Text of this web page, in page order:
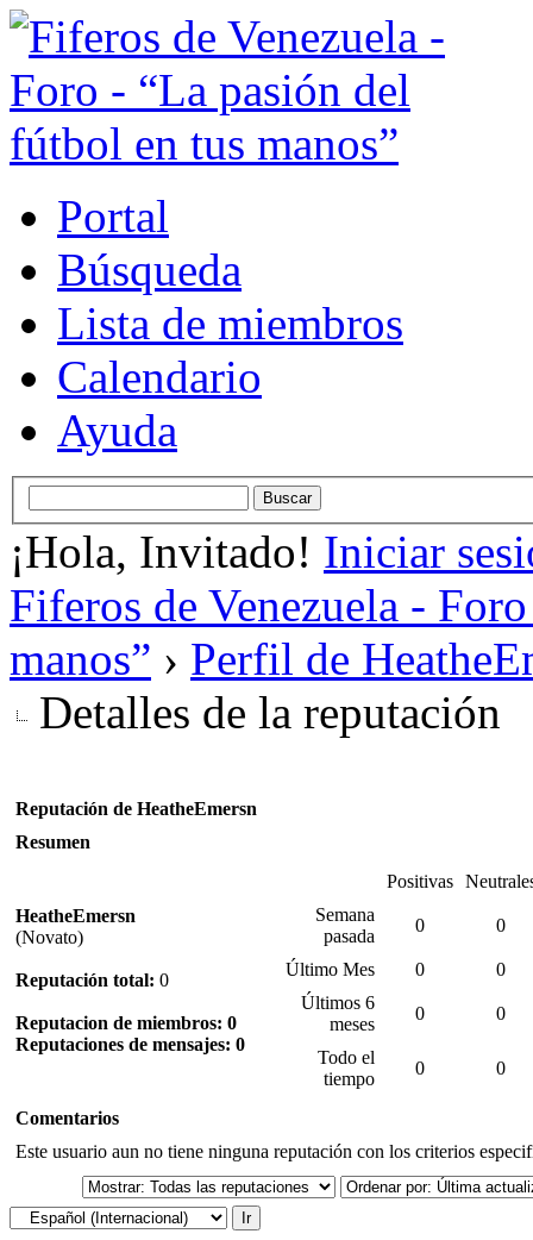
Portal
Búsqueda
Lista de miembros
Calendario
Ayuda
¡Hola, Invitado! Iniciar
Fiferos de Venezuela -
manos” › Perfil de
Detalles de la reputación
Reputación de HeatheEmersn
Resumen
HeatheEmersn
(Novato)
Reputación total: 0
Reputacion de miembros: 0
Reputaciones de mensajes: 0
Positivas
Semana
pasada
0 0
Último Mes 0
0
Últimos 6
meses
0 0
Todo el
tiempo
0 0
Comentarios
Este usuario aun no tiene ninguna reputación con los criterios